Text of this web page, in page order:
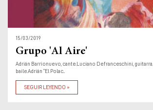
15/03/2019
Grupo 'Al Aire'
Adrián Barrionuevo, cante.Luciano Defranceschini,
baile.Adrián “El Polac...
SEGUIR LEYENDO »